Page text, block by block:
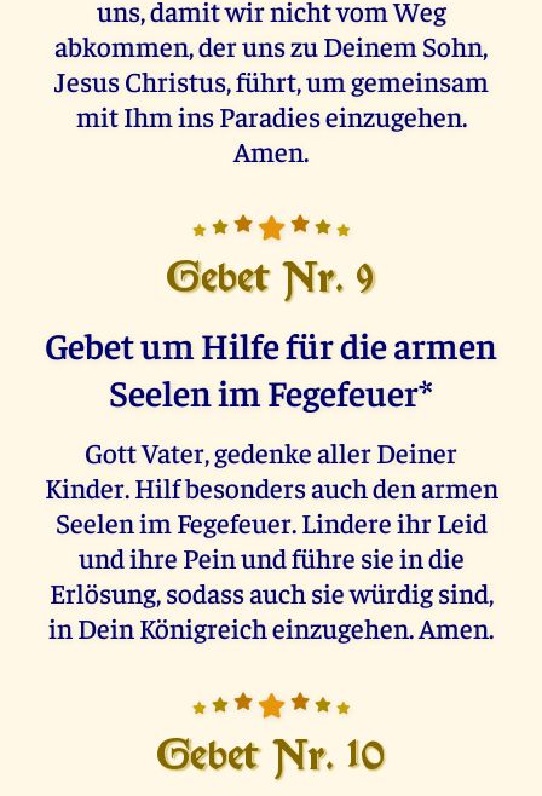
uns, damit wir nicht vom Weg
abkommen, der uns zu Deinem Sohn,
Jesus Christus, führt, um gemeinsam
mit Ihm ins Paradies einzugehen.
Amen.
Gebet Nr. 9
Gebet um Hilfe für die armen
Seelen im Fegefeuer*
Gott Vater, gedenke aller Deiner
Kinder. Hilf besonders auch den armen
Seelen im Fegefeuer. Lindere ihr Leid
und ihre Pein und führe sie in die
Erlösung, sodass auch sie würdig sind,
in Dein Königreich einzugehen. Amen.
Gebet Nr. 10